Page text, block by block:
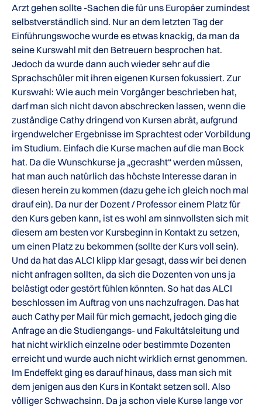
Arzt gehen sollte -Sachen die für uns Europäer zumindest
selbstverständlich sind. Nur an dem letzten Tag der
Einführungswoche wurde es etwas knackig, da man da
seine Kurswahl mit den Betreuern besprochen hat.
Jedoch da wurde dann auch wieder sehr auf die
Sprachschüler mit ihren eigenen Kursen fokussiert. Zur
Kurswahl: Wie auch mein Vorgänger beschrieben hat,
darf man sich nicht davon abschrecken lassen, wenn die
zuständige Cathy dringend von Kursen abrät, aufgrund
irgendwelcher Ergebnisse im Sprachtest oder Vorbildung
im Studium. Einfach die Kurse machen auf die man Bock
hat. Da die Wunschkurse ja „gecrasht“ werden müssen,
hat man auch natürlich das höchste Interesse daran in
diesen herein zu kommen (dazu gehe ich gleich noch mal
drauf ein). Da nur der Dozent / Professor einem Platz für
den Kurs geben kann, ist es wohl am sinnvollsten sich mit
diesem am besten vor Kursbeginn in Kontakt zu setzen,
um einen Platz zu bekommen (sollte der Kurs voll sein).
Und da hat das ALCI klipp klar gesagt, dass wir bei denen
nicht anfragen sollten, da sich die Dozenten von uns ja
belästigt oder gestört fühlen könnten. So hat das ALCI
beschlossen im Auftrag von uns nachzufragen. Das hat
auch Cathy per Mail für mich gemacht, jedoch ging die
Anfrage an die Studiengangs- und Fakultätsleitung und
hat nicht wirklich einzelne oder bestimmte Dozenten
erreicht und wurde auch nicht wirklich ernst genommen.
Im Endeffekt ging es darauf hinaus, dass man sich mit
dem jenigen aus den Kurs in Kontakt setzen soll. Also
völliger Schwachsinn. Da ja schon viele Kurse lange vor